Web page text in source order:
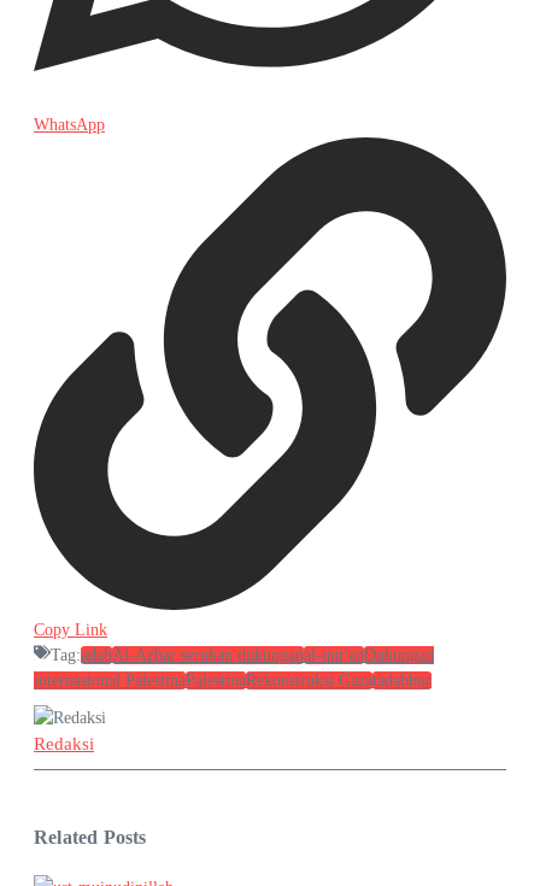
WhatsApp
Copy Link
Tag:adabAl-Azhar serukan dukunganal-qur'anDukungan
internasional PalestinaPalestinaRekonstruksi Gazatadabbur
Redaksi
Related Posts